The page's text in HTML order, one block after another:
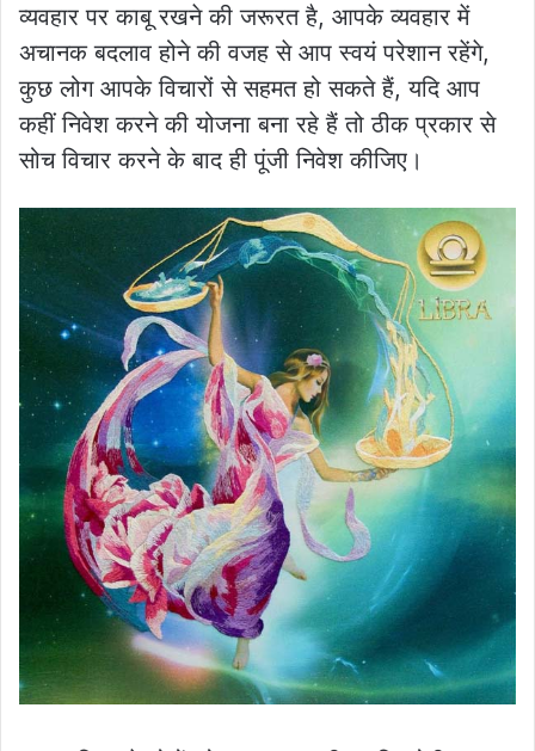
व्यवहार पर काबू रखने की जरूरत है, आपके व्यवहार में
अचानक बदलाव होने की वजह से आप स्वयं परेशान रहेंगे,
कुछ लोग आपके विचारों से सहमत हो सकते हैं, यदि आप
कहीं निवेश करने की योजना बना रहे हैं तो ठीक प्रकार से
सोच विचार करने के बाद ही पूंजी निवेश कीजिए।